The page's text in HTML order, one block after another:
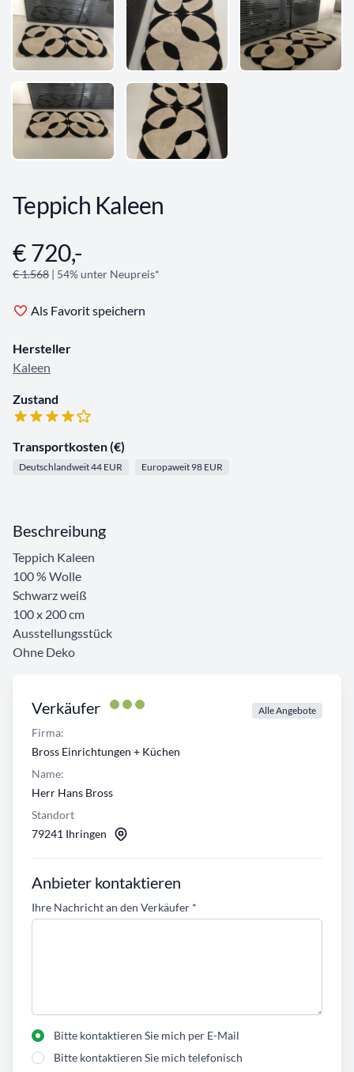
Teppich Kaleen
Angebotsinformationen
€ 720,-
€ 1.568 | 54% unter Neupreis*
Als Favorit speichern
Hersteller
Kaleen
Zustand
Transportkosten (€)
Deutschlandweit 44 EUR Europaweit 98 EUR
Verkäufer Alle Angebote
Firma:
Bross Einrichtungen + Küchen
Name:
Herr Hans Bross
Standort
79241 Ihringen
Anbieter kontaktieren
Ihre Nachricht an den Verkäufer *
Bitte kontaktieren Sie mich per E-Mail
Bitte kontaktieren Sie mich telefonisch
Beschreibung
Teppich Kaleen
100 % Wolle
Schwarz weiß
100 x 200 cm
Ausstellungsstück
Ohne Deko